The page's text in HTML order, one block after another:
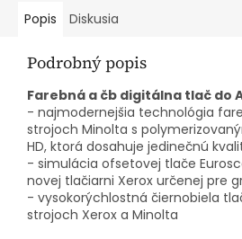
Popis Diskusia
Podrobný popis
Farebná a čb digitálna tlač do
- najmodernejšia technológia
strojoch Minolta s
HD, ktorá dosahuje jedinečnú
- simulácia ofsetovej tlače
novej tlačiarni Xerox určenej pre
- vysokorýchlostná čiernobiela
strojoch Xerox a Minolta